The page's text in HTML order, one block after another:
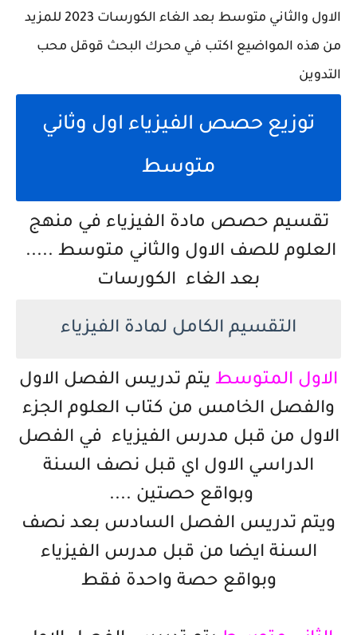
الاول والثاني متوسط بعد الغاء الكورسات 2023 للمزيد
من هذه المواضيع اكتب في محرك البحث قوقل محب
التدوين
توزيع حصص الفيزياء اول وثاني
متوسط
تقسيم حصص مادة الفيزياء في منهج
العلوم للصف الاول والثاني متوسط .....
بعد الغاء الكورسات
التقسيم الكامل لمادة الفيزياء
الاول المتوسط يتم تدريس الفصل الاول
والفصل الخامس من كتاب العلوم الجزء
الاول من قبل مدرس الفيزياء في الفصل
الدراسي الاول اي قبل نصف السنة
وبواقع حصتين ....
ويتم تدريس الفصل السادس بعد نصف
السنة ايضا من قبل مدرس الفيزياء
وبواقع حصة واحدة فقط